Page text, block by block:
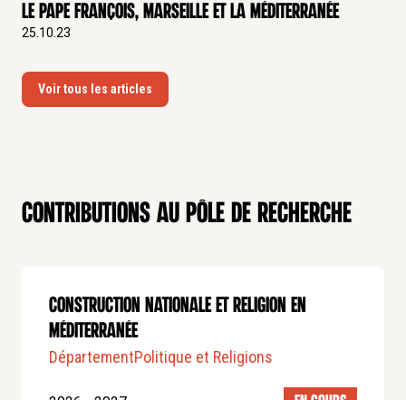
Le pape François, Marseille et la Méditerranée
25.10.23
Voir tous les articles
Contributions au pôle de recherche
CONSTRUCTION NATIONALE ET RELIGION EN
MÉDITERRANÉE
DépartementPolitique et Religions